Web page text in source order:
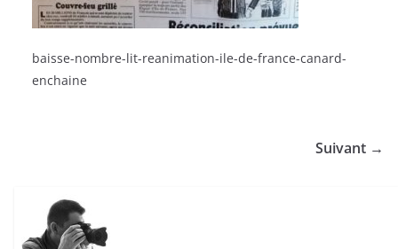
baisse-nombre-lit-reanimation-ile-de-france-canard-
enchaine
Suivant →